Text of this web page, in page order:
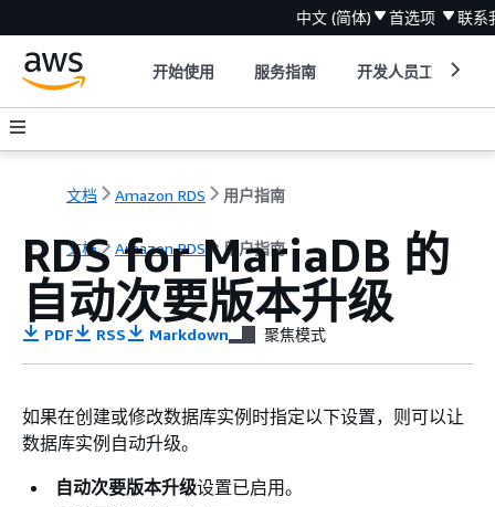
中文 (简体) 首选项 联系
开始使用 服务指南 开发人员工具
文档 Amazon RDS 用户指南
文档 Amazon RDS 用户指南
RDS for MariaDB 的
自动次要版本升级
PDF RSS Markdown 聚焦模式
如果在创建或修改数据库实例时指定以下设置，则可以让
数据库实例自动升级。
自动次要版本升级设置已启用。